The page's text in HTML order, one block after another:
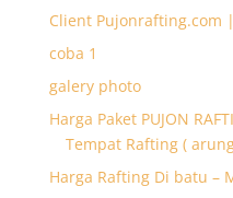
Client Pujonrafting.com
coba 1
galery photo
Harga Paket PUJON
Tempat Rafting (
Harga Rafting Di batu –